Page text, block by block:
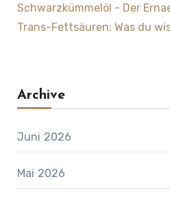
Schwarzkümmelöl - Der
Trans-Fettsäuren: Was du
Archive
Juni 2026
Mai 2026